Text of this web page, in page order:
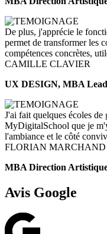
De plus, j'apprécie le
permet de transformer les
compétences concrètes,
CAMILLE CLAVIER
UX DESIGN, MBA
J'ai fait quelques écoles de
MyDigitalSchool que je
l'ambiance et le côté
FLORIAN MARCHAND
MBA Direction
Avis Google